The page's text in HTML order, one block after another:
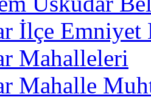
İlçe
Mahalleleri
Mahalle